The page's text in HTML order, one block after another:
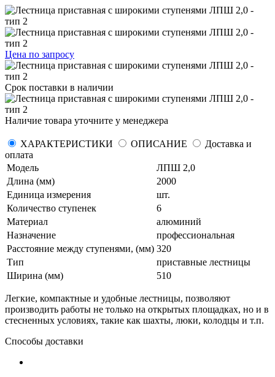
Цена по запросу
Срок поставки в наличии
Наличие товара уточните у менеджера
ХАРАКТЕРИСТИКИ ОПИСАНИЕ
Доставка и
оплата
Модель
ЛПШ 2,0
Длина (мм)
2000
Единица измерения
шт.
Количество ступенек
6
Материал
алюминий
Назначение
профессиональная
Расстояние между ступенями, (мм) 320
Тип
приставные лестницы
Ширина (мм)
510
Легкие, компактные и удобные лестницы, позволяют
производить работы не только на открытых площадках, но и в
стесненных условиях, такие как шахты, люки, колодцы и т.п.
Способы доставки